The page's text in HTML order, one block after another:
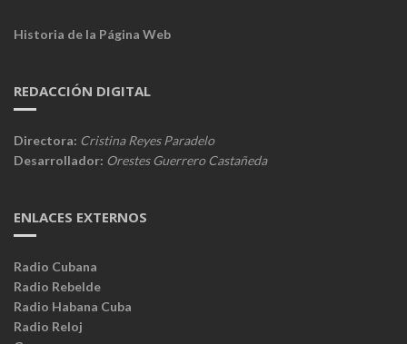
Historia de la Página Web
REDACCIÓN DIGITAL
Directora: Cristina Reyes Paradelo
Desarrollador: Orestes Guerrero Castañeda
ENLACES EXTERNOS
Radio Cubana
Radio Rebelde
Radio Habana Cuba
Radio Reloj